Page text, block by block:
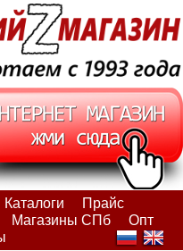
Каталоги
Прайс
Магазины СПб
Опт